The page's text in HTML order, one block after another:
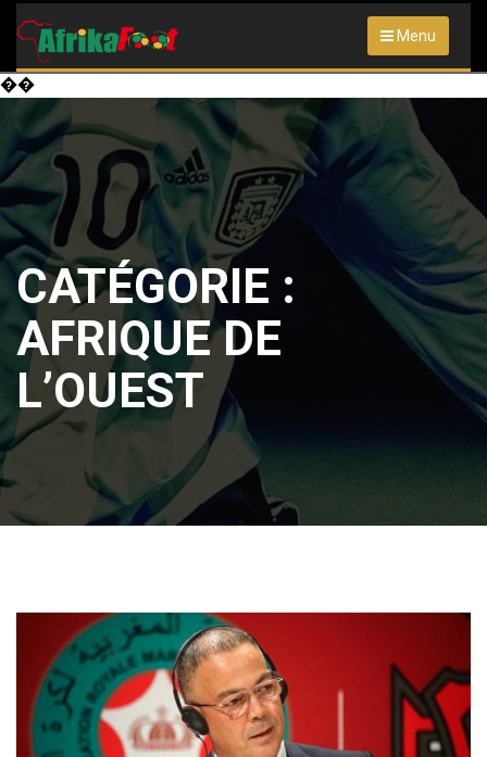
Menu
��
CATÉGORIE :
AFRIQUE DE
L’OUEST